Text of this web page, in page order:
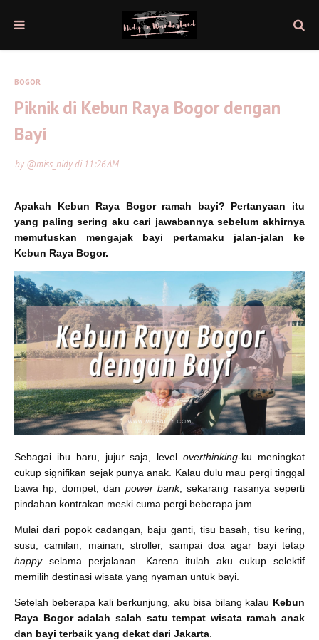
BOGOR
Piknik di Kebun Raya Bogor dengan
Bayi
by @miss_nidydi11:26 AM
Apakah Kebun Raya Bogor ramah bayi? Pertanyaan itu
yang paling sering aku cari jawabannya sebelum akhirnya
memutuskan mengajak bayi pertamaku jalan-jalan ke
Kebun Raya Bogor.
Sebagai ibu baru, jujur saja, leveloverthinking-ku meningkat
cukup signifikan sejak punya anak. Kalau dulu mau pergi tinggal
bawa hp, dompet, dan power bank, sekarang rasanya seperti
pindahan kontrakan meski cuma pergi beberapa jam.
Mulai dari popok cadangan, baju ganti, tisu basah, tisu kering,
susu, camilan, mainan, stroller, sampai doa agar bayi tetap
happyselama perjalanan. Karena itulah aku cukup selektif
memilih destinasi wisata yang nyaman untuk bayi.
Setelah beberapa kali berkunjung, aku bisa bilang kalau Kebun
Raya Bogor adalah salah satu tempat wisata ramah anak
dan bayi terbaik yang dekat dari Jakarta